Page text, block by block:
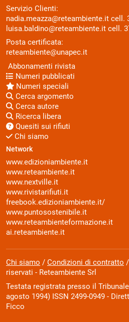
Servizio Clienti:
nadia.meazza@reteambiente.it cell.
luisa.baldino@reteambiente.it cell.
Posta certificata:
reteambiente@unapec.it
Abbonamenti rivista
Numeri pubblicati
Numeri speciali
Cerca argomento
Cerca autore
Ricerca libera
Quesiti sui rifiuti
Chi siamo
Network
www.edizioniambiente.it
www.reteambiente.it
www.nextville.it
www.rivistarifiuti.it
freebook.edizioniambiente.it/
www.puntosostenibile.it
www.reteambienteformazione.it
ai.reteambiente.it
Chi siamo / Condizioni di contratto /
riservati - Reteambiente Srl
Testata registrata presso il
agosto 1994) ISSN 2499-0949 -
Ficco